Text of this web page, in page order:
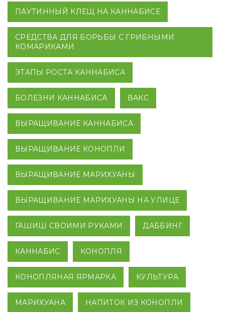
ПАУТИННЫЙ КЛЕЩ НА КАННАБИСЕ
СРЕДСТВА ДЛЯ БОРЬБЫ С ГРИБНЫМИ
КОМАРИКАМИ
ЭТАПЫ РОСТА КАННАБИСА
БОЛЕЗНИ КАННАБИСА ВАКС
ВЫРАЩИВАНИЕ КАННАБИСА
ВЫРАЩИВАНИЕ КОНОПЛИ
ВЫРАЩИВАНИЕ МАРИХУАНЫ
ВЫРАЩИВАНИЕ МАРИХУАНЫ НА УЛИЦЕ
ГАШИШ СВОИМИ РУКАМИ ДАББИНГ
КАННАБИС КОНОПЛЯ
КОНОПЛЯНАЯ ЯРМАРКА КУЛЬТУРА
МАРИХУАНА НАПИТОК ИЗ КОНОПЛИ